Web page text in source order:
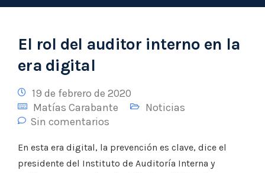
El rol del auditor interno en la
era digital
19 de febrero de 2020
Matías Carabante
Noticias
Sin comentarios
En esta era digital, la prevención es clave, dice el
presidente del Instituto de Auditoría Interna y